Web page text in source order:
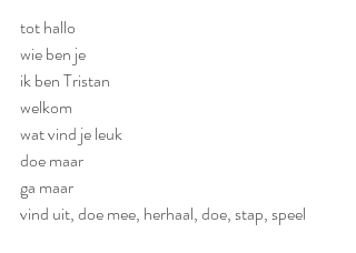
tot hallo
wie ben je
ik ben Tristan
welkom
wat vind je leuk
doe maar
ga maar
vind uit, doe mee, herhaal, doe, stap, speel